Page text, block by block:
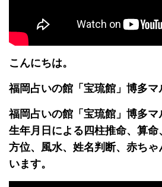
こんにちは。
福岡占いの館「宝琉館」博多マ
福岡占いの館「宝琉館」博多マ
生年月日による四柱推命、算
方位、風水、姓名判断、赤ち
います。